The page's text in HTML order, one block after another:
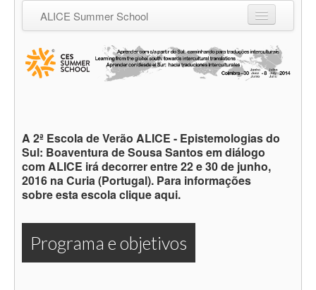
ALICE Summer School
Informação Geral
Descrição
Candidatos
Candidatura, inscrição e propina
Rotas descoloniais
A 2ª Escola de Verão ALICE - Epistemologias do
Sul: Boaventura de Sousa Santos em diálogo
com ALICE irá decorrer entre 22 e 30 de junho,
2016 na Curia (Portugal). Para informações
sobre esta escola clique aqui.
Programa e objetivos